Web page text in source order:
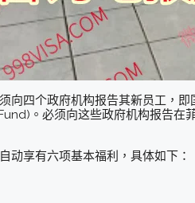
向四个政府机构报告其新员工，
。必须向这些政府机构报告
动享有六项基本福利，具体如下：